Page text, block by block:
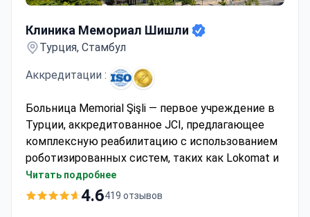
Клиника Мемориал Шишли
Турция, Стамбул
Аккредитации :
Больница Memorial Şişli — первое учреждение в
Турции, аккредитованное JCI, предлагающее
комплексную реабилитацию с использованием
роботизированных систем, таких как Lokomat и
AlterG. Центр провел более 900 процедур
неврологической реабилитации с участием
Читать подробнее
4.6419 отзывов